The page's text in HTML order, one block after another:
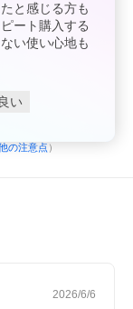
と感じる方も
ート購入する
い使い心地も
い
の注意点 ）
2026/6/6